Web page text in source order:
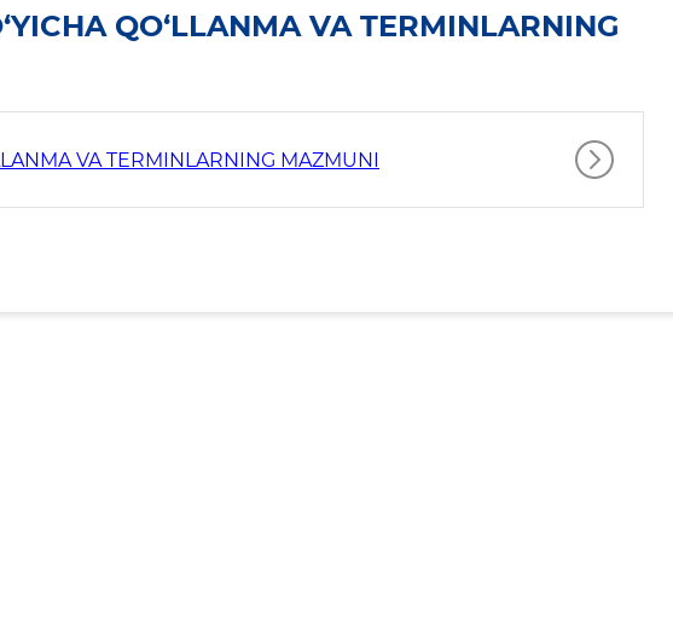
QO‘LLANMA VA TERMINLARNING
VA TERMINLARNING MAZMUNI